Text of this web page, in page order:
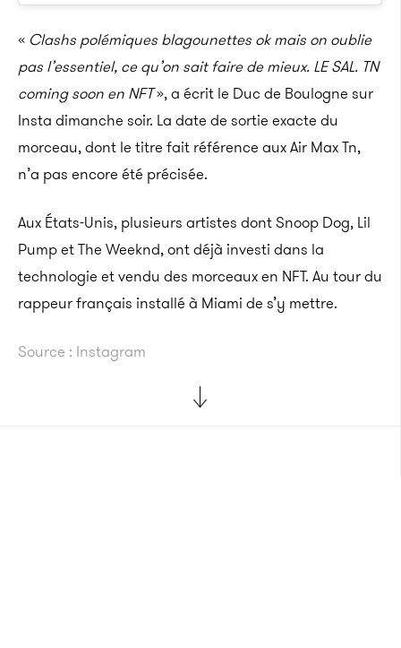
« Clashs polémiques blagounettes ok mais on oublie
pas l’essentiel, ce qu’on sait faire de mieux. LE SAL. TN
coming soon en NFT», a écrit le Duc de Boulogne sur
Insta dimanche soir. La date de sortie exacte du
morceau, dont le titre fait référence aux Air Max Tn,
n’a pas encore été précisée.
Aux États-Unis, plusieurs artistes dont Snoop Dog, Lil
Pump et The Weeknd, ont déjà investi dans la
technologie et vendu des morceaux en NFT. Au tour du
rappeur français installé à Miami de s’y mettre.
Source : Instagram